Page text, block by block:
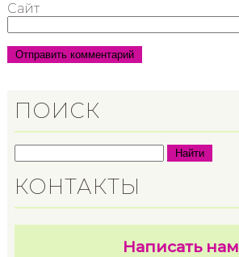
Сайт
ПОИСК
Найти
КОНТАКТЫ
Написать нам